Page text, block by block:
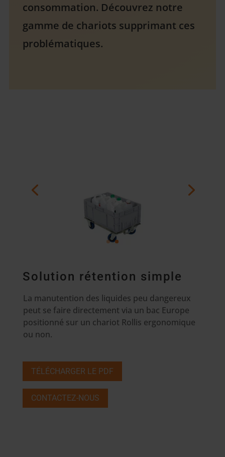
consommation. Découvrez notre
gamme de chariots supprimant ces
problématiques.
Solution rétention simple
La manutention des liquides peu dangereux
peut se faire directement via un bac Europe
positionné sur un chariot Rollis ergonomique
ou non.
TÉLÉCHARGER LE PDF
CONTACTEZ-NOUS